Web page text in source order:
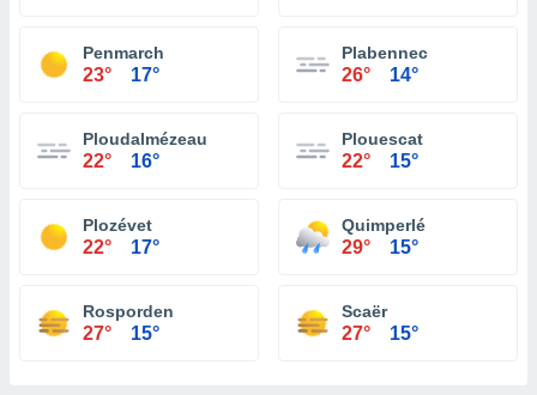
Penmarch
23° 17°
Plabennec
26° 14°
Ploudalmézeau
22° 16°
Plouescat
22° 15°
Plozévet
22° 17°
Quimperlé
29° 15°
Rosporden
27° 15°
Scaër
27° 15°